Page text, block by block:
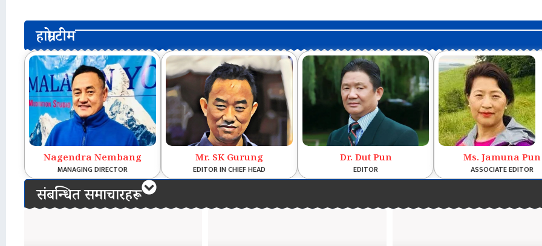
हाम्रो टीम
Nagendra Nembang
MANAGING DIRECTOR
Mr. SK Gurung
EDITOR IN CHIEF HEAD
Dr. Dut Pun
EDITOR
Ms. Jamuna Pun
ASSOCIATE EDITOR
संबन्धित समाचारहरू